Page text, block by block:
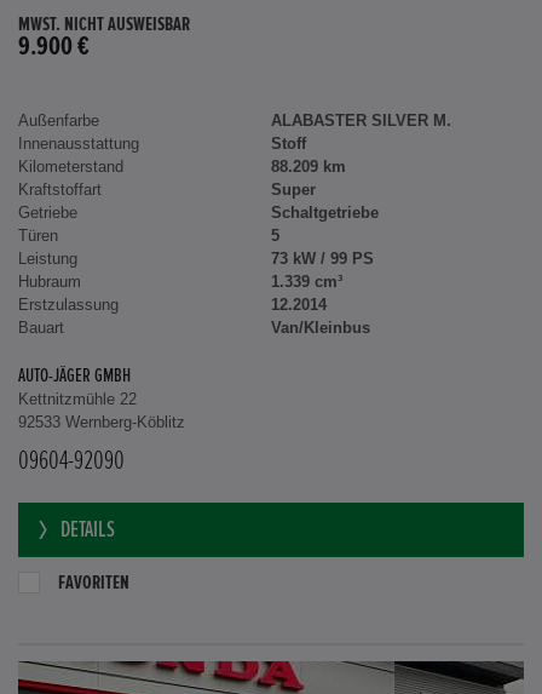
MWST. NICHT AUSWEISBAR
9.900 €
Außenfarbe
ALABASTER SILVER M.
Innenausstattung
Stoff
Kilometerstand
88.209 km
Kraftstoffart
Super
Getriebe
Schaltgetriebe
Türen
5
Leistung
73 kW / 99 PS
Hubraum
1.339 cm³
Erstzulassung
12.2014
Bauart
Van/Kleinbus
AUTO-JÄGER GMBH
Kettnitzmühle 22
92533 Wernberg-Köblitz
09604-92090
DETAILS
FAVORITEN